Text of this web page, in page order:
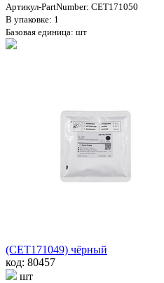
Артикул-PartNumber: CET171050
В упаковке: 1
Базовая единица: шт
(CET171049) чёрный
код: 80457
шт